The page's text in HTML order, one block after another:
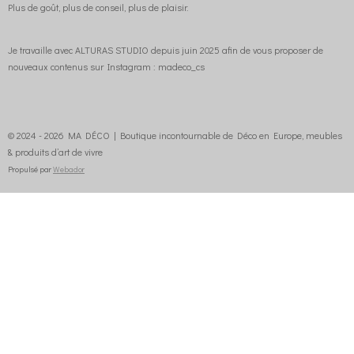
Plus de goût, plus de conseil, plus de plaisir.
Je travaille avec ALTURAS STUDIO depuis juin 2025 afin de vous proposer de
nouveaux contenus sur Instagram : madeco_cs
© 2024 - 2026 MA DÉCO | Boutique incontournable de Déco en Europe, meubles
& produits d’art de vivre
Propulsé parWebador